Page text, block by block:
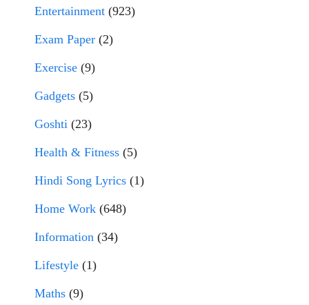
Entertainment (923)
Exam Paper (2)
Exercise (9)
Gadgets (5)
Goshti (23)
Health & Fitness (5)
Hindi Song Lyrics (1)
Home Work (648)
Information (34)
Lifestyle (1)
Maths (9)